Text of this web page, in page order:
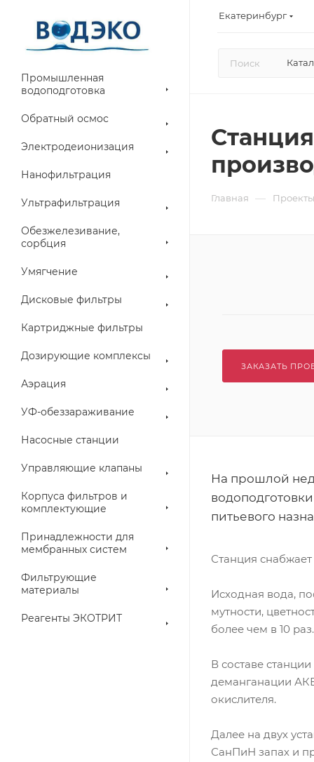
Екатеринбург
Промышленная
водоподготовка
Обратный осмос
Электродеионизация
Нанофильтрация
Ультрафильтрация
Обезжелезивание,
сорбция
Умягчение
Дисковые фильтры
Картриджные фильтры
Дозирующие комплексы
Аэрация
УФ-обеззараживание
Насосные станции
Управляющие клапаны
Корпуса фильтров и
комплектующие
Принадлежности для
мембранных систем
Фильтрующие
материалы
Реагенты ЭКОТРИТ
Главная — Проекты
ЗАКАЗАТЬ
На прошлой
питьевого
Станция
Исходная вода,
мутности,
более чем в 10 раз.
В составе
деманганации
окислителя.
Далее на двух
СанПиН запах и